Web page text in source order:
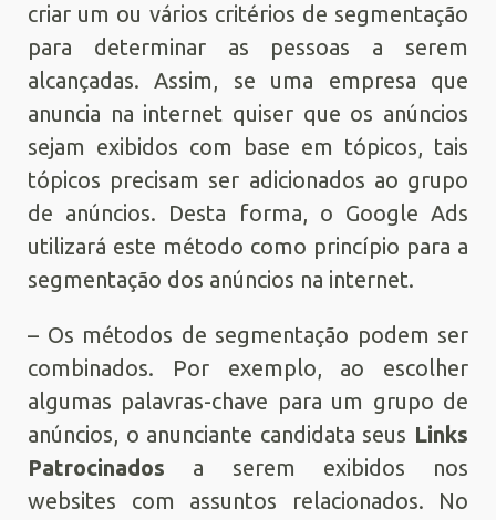
criar um ou vários critérios de segmentação
para determinar as pessoas a serem
alcançadas. Assim, se uma empresa que
anuncia na internet quiser que os anúncios
sejam exibidos com base em tópicos, tais
tópicos precisam ser adicionados ao grupo
de anúncios. Desta forma, o Google Ads
utilizará este método como princípio para a
segmentação dos anúncios na internet.
– Os métodos de segmentação podem ser
combinados. Por exemplo, ao escolher
algumas palavras-chave para um grupo de
anúncios, o anunciante candidata seus Links
Patrocinados a serem exibidos nos
websites com assuntos relacionados. No